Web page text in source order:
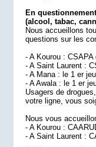
En
(alcool, tabac,
Nous accueillons
questions sur les
- A Kourou :
- A Saint Laurent :
- A Mana : le 1 er
- A Awala : le 1 er
Usagers de
votre ligne, vous
Nous vous
- A Kourou :
- A Saint Laurent :